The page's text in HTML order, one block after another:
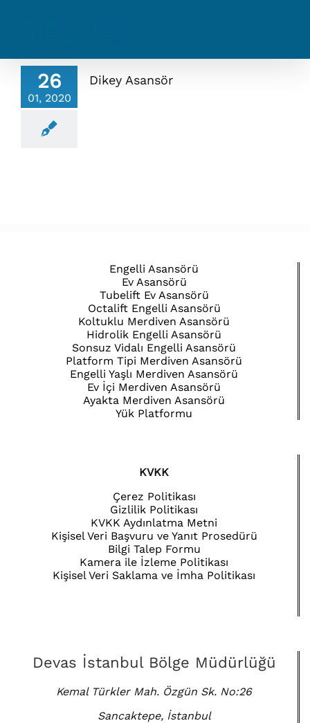
26
01, 2020
Dikey Asansör
Engelli Asansörü
Ev Asansörü
Tubelift Ev Asansörü
Octalift Engelli Asansörü
Koltuklu Merdiven Asansörü
Hidrolik Engelli Asansörü
Sonsuz Vidalı Engelli Asansörü
Platform Tipi Merdiven Asansörü
Engelli Yaşlı Merdiven Asansörü
Ev İçi Merdiven Asansörü
Ayakta Merdiven Asansörü
Yük Platformu
KVKK
Çerez Politikası
Gizlilik Politikası
KVKK Aydınlatma Metni
Kişisel Veri Başvuru ve Yanıt Prosedürü
Bilgi Talep Formu
Kamera ile İzleme Politikası
Kişisel Veri Saklama ve İmha Politikası
Devas İstanbul Bölge Müdürlüğü
Kemal Türkler Mah. Özgün Sk. No:26
Sancaktepe, İstanbul